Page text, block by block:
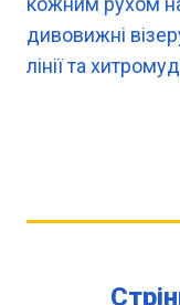
дивовижні
лінії та